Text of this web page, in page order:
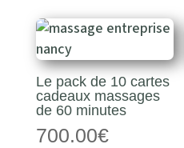
Le pack de 10 cartes
cadeaux massages
de 60 minutes
700.00€